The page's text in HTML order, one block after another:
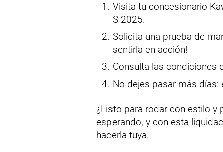
Visita tu concesionario
S 2025.
Solicita una prueba de
sentirla en acción!
Consulta las condiciones
No dejes pasar más
¿Listo para rodar con estilo y
esperando, y con esta
hacerla tuya.